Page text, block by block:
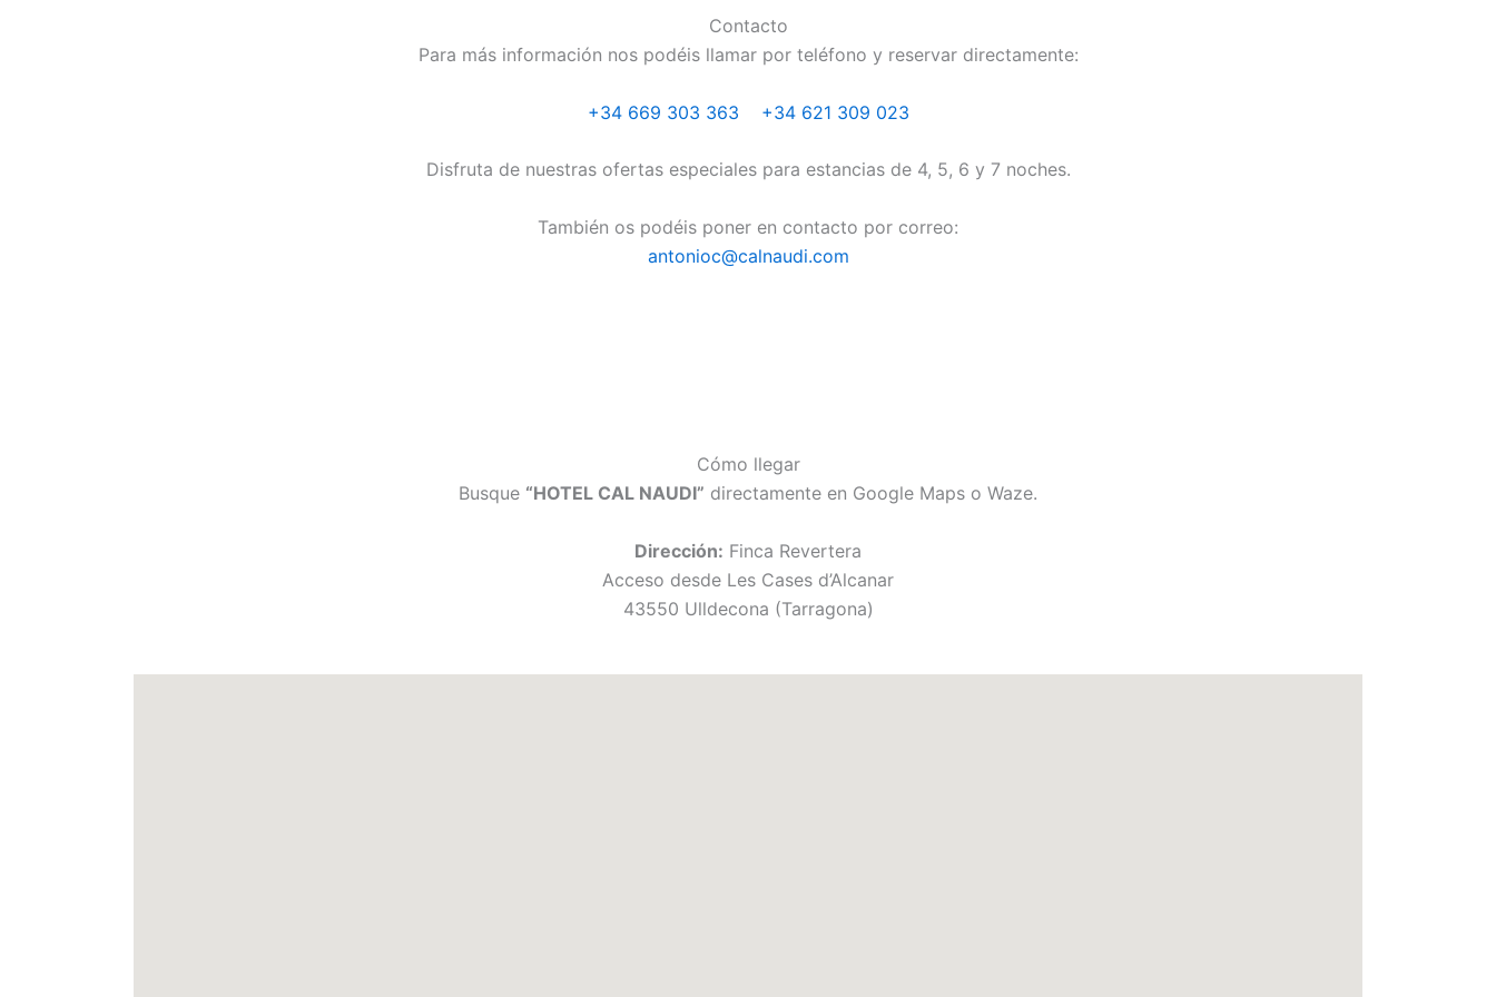
Contacto
Para más información nos podéis llamar por teléfono y reservar directamente:
+34 669 303 363 +34 621 309 023
Disfruta de nuestras ofertas especiales para estancias de 4, 5, 6 y 7 noches.
También os podéis poner en contacto por correo:
antonioc@calnaudi.com
Cómo llegar
Busque “HOTEL CAL NAUDI” directamente en Google Maps o Waze.
Dirección: Finca Revertera
Acceso desde Les Cases d’Alcanar
43550 Ulldecona (Tarragona)